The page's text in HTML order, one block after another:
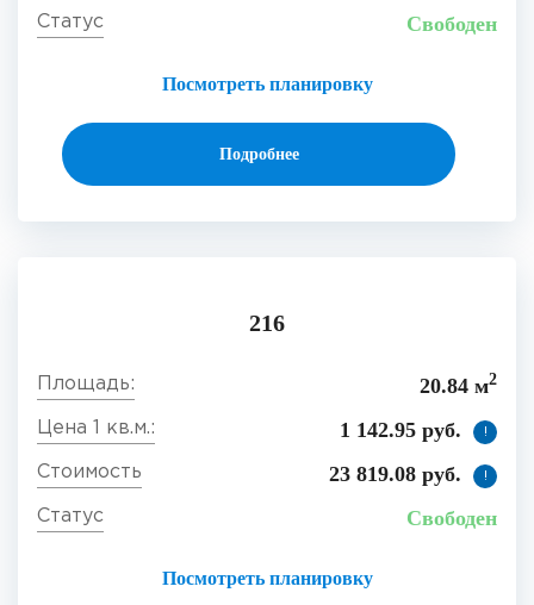
Посмотреть планировку
Свободен
Подробнее
216
20.84 м2
1 142.95 руб. !
23 819.08 руб. !
Посмотреть планировку
Свободен